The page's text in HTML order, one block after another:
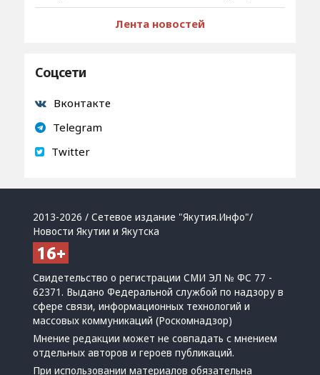
Лента новостей
Соцсети
Вконтакте
Telegram
Twitter
2013-2026 / Сетевое издание "Якутия.Инфо"/
Новости Якутии и Якутска
Свидетельство о регистрации СМИ ЭЛ № ФС 77 -
62371. Выдано Федеральной службой по надзору в
сфере связи, информационных технологий и
массовых коммуникаций (Роскомнадзор)
Мнение редакции может не совпадать с мнением
отдельных авторов и героев публикаций.
При использовании материалов обязательна